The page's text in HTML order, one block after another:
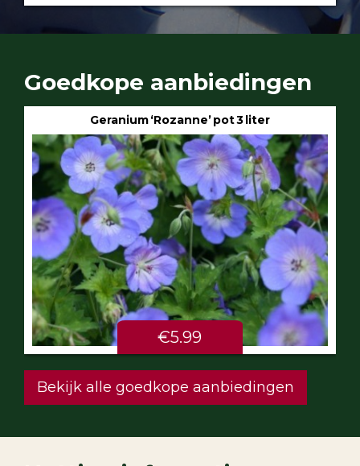
Goedkope aanbiedingen
Geranium ‘Rozanne’ pot 3 liter
€5.99
Bekijk alle goedkope aanbiedingen